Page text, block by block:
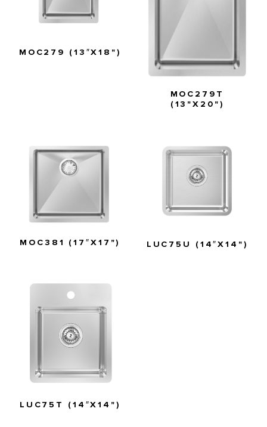
MOC279 (13″X18")
MOC279T
(13"X20")
MOC381 (17″X17") LUC75U (14″X14")
LUC75T (14″X14")